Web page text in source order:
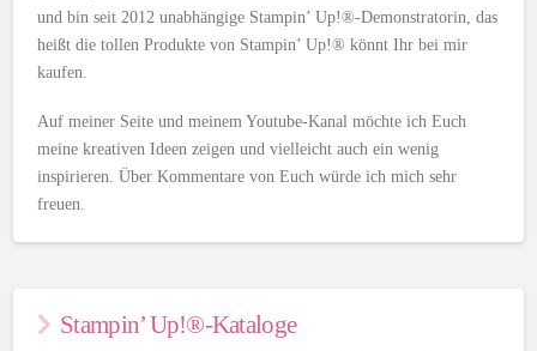
und bin seit 2012 unabhängige Stampin’ Up!®-Demonstratorin, das
heißt die tollen Produkte von Stampin’ Up!® könnt Ihr bei mir
kaufen.
Auf meiner Seite und meinem Youtube-Kanal möchte ich Euch
meine kreativen Ideen zeigen und vielleicht auch ein wenig
inspirieren. Über Kommentare von Euch würde ich mich sehr
freuen.
Stampin’ Up!®-Kataloge